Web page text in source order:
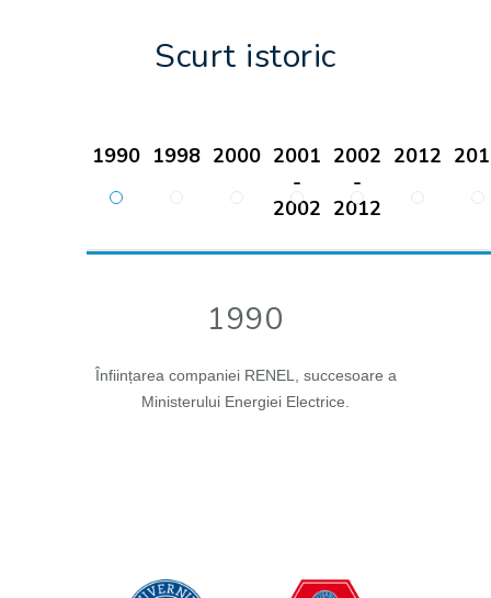
Scurt istoric
1990 1998 2000 2001
-
2002
2002
-
2012
2012
1990
Înființarea companiei RENEL, succesoare a
Ministerului Energiei Electrice.